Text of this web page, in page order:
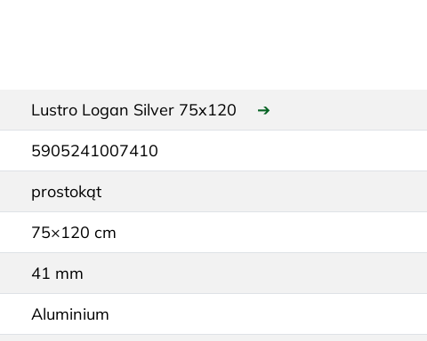
Lustro Logan Silver 75x120
➔
5905241007410
prostokąt
75×120 cm
41 mm
Aluminium